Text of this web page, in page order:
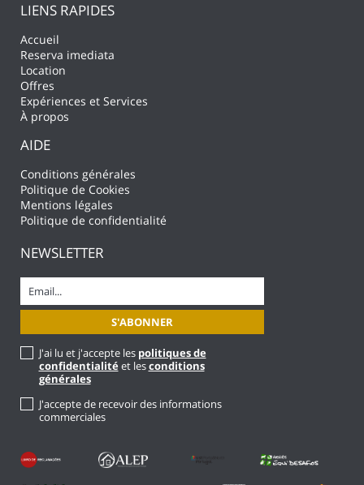
LIENS RAPIDES
Accueil
Reserva imediata
Location
Offres
Expériences et Services
À propos
AIDE
Conditions générales
Politique de Cookies
Mentions légales
Politique de confidentialité
NEWSLETTER
J'ai lu et j'accepte les politiques de
confidentialité et lesconditions
générales
J'accepte de recevoir des informations
commerciales